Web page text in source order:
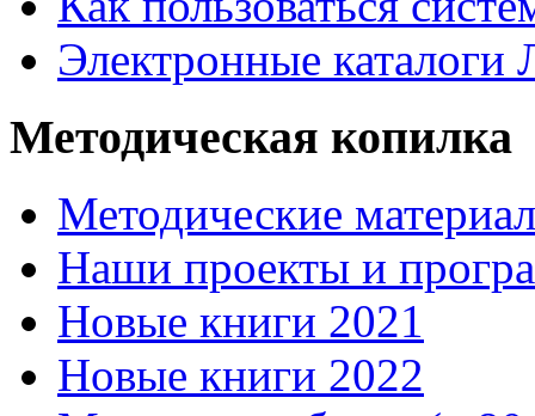
Электронные
Методическая копилка
Методические
Наши проекты и
Новые книги 2021
Новые книги 2022